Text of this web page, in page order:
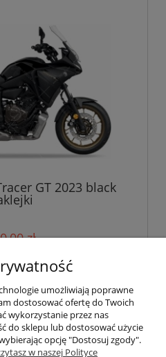
GT 2023 black
zł
umożliwiają poprawne
dostosować ofertę do Twoich
wykorzystanie przez nas
do sklepu lub dostosować użycie
opcję "Dostosuj zgody".
w naszej Polityce